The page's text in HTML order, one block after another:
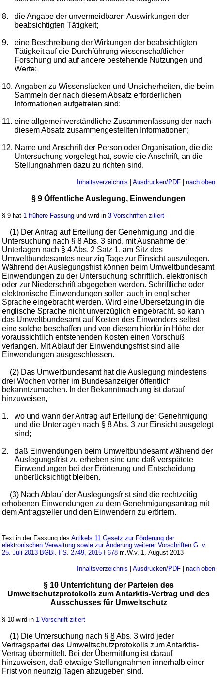
8.
die Angabe der unvermeidbaren Auswirkungen der
beabsichtigten Tätigkeit;
9.
eine Beschreibung der Wirkungen der beabsichtigten
Tätigkeit auf die Durchführung wissenschaftlicher
Forschung und auf andere bestehende Nutzungen und
Werte;
10. Angaben zu Wissenslücken und Unsicherheiten, die beim
Sammeln der nach diesem Absatz erforderlichen
Informationen aufgetreten sind;
11. eine allgemeinverständliche Zusammenfassung der nach
diesem Absatz zusammengestellten Informationen;
12. Name und Anschrift der Person oder Organisation, die die
Untersuchung vorgelegt hat, sowie die Anschrift, an die
Stellungnahmen dazu zu richten sind.
Inhaltsverzeichnis | Ausdrucken/PDF| nach oben
§ 9 Öffentliche Auslegung, Einwendungen
§ 9 hat 1 frühere Fassung und wird in3 Vorschriften zitiert
(1) Der Antrag auf Erteilung der Genehmigung und die
Untersuchung nach §8Abs. 3 sind, mit Ausnahme der
Unterlagen nach §4Abs. 2 Satz 1, am Sitz des
Umweltbundesamtes neunzig Tage zur Einsicht auszulegen.
Während der Auslegungsfrist können beim Umweltbundesamt
Einwendungen zu der Untersuchung schriftlich, elektronisch
oder zur Niederschrift abgegeben werden. Schriftliche oder
elektronische Einwendungen sollen auch in englischer
Sprache eingebracht werden. Wird eine Übersetzung in die
englische Sprache nicht unverzüglich eingebracht, so kann
das Umweltbundesamt auf Kosten des Einwenders selbst
eine solche beschaffen und von diesem hierfür in Höhe der
voraussichtlich entstehenden Kosten einen Vorschuß
verlangen. Mit Ablauf der Einwendungsfrist sind alle
Einwendungen ausgeschlossen.
(2) Das Umweltbundesamt hat die Auslegung mindestens
drei Wochen vorher im Bundesanzeiger öffentlich
bekanntzumachen. In der Bekanntmachung ist darauf
hinzuweisen,
1.
wo und wann der Antrag auf Erteilung der Genehmigung
und die Unterlagen nach §8Abs. 3 zur Einsicht ausgelegt
sind;
2.
daß Einwendungen beim Umweltbundesamt während der
Auslegungsfrist zu erheben sind und daß verspätete
Einwendungen bei der Erörterung und Entscheidung
unberücksichtigt bleiben.
(3) Nach Ablauf der Auslegungsfrist sind die rechtzeitig
erhobenen Einwendungen zu dem Genehmigungsantrag mit
dem Antragsteller und den Einwendern zu erörtern.
Text in der Fassung desArtikels 11 Gesetz zur Förderung der
elektronischen Verwaltung sowie zur Änderung weiterer Vorschriften G. v.
25. Juli 2013 BGBl. I S. 2749, 2015 I 678 m.W.v. 1. August 2013
Inhaltsverzeichnis | Ausdrucken/PDF| nach oben
§ 10 Unterrichtung der Parteien des
Umweltschutzprotokolls zum Antarktis-Vertrag und des
Ausschusses für Umweltschutz
§ 10 wird in 1 Vorschrift zitiert
(1) Die Untersuchung nach §8Abs. 3 wird jeder
Vertragspartei des Umweltschutzprotokolls zum Antarktis-
Vertrag übermittelt. Bei der Übermittlung ist darauf
hinzuweisen, daß etwaige Stellungnahmen innerhalb einer
Frist von neunzig Tagen abzugeben sind.